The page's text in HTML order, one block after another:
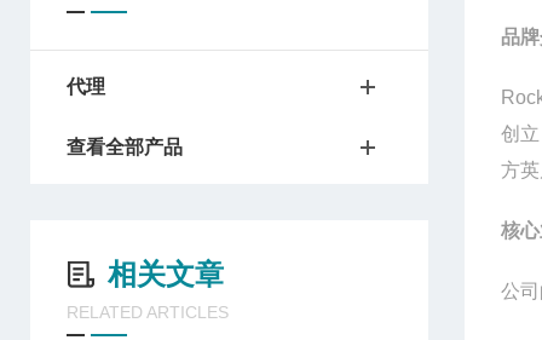
代理
查看全部产品
相关文章
RELATED ARTICLES
品
创立
方
核
公